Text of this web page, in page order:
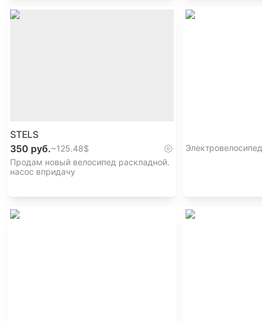
STELS
350 руб.~125.48$
Продам новый велосипед раскладной.
насос впридачу
Электровелосипед